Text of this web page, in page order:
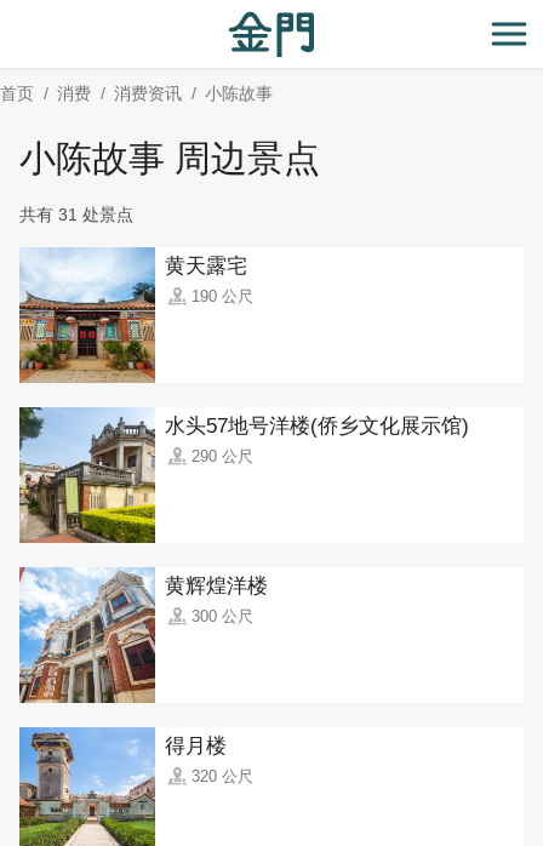
主
要
开
首页 消费 消费资讯 小陈故事
小陈故事 周边景点
共有 31 处景点
黄天露宅
190 公尺
水头57地号洋楼(侨乡文化展示馆)
290 公尺
黄辉煌洋楼
300 公尺
得月楼
320 公尺